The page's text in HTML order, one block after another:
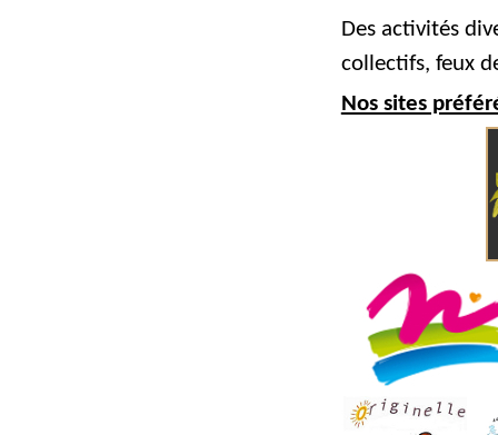
Des activités
collectifs, feux
Nos sites